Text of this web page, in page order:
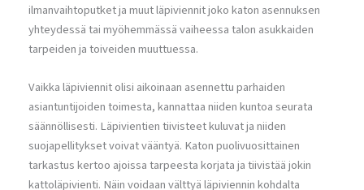
ilmanvaihtoputket ja muut läpiviennit joko katon asennuksen
yhteydessä tai myöhemmässä vaiheessa talon asukkaiden
tarpeiden ja toiveiden muuttuessa.
Vaikka läpiviennit olisi aikoinaan asennettu parhaiden
asiantuntijoiden toimesta, kannattaa niiden kuntoa seurata
säännöllisesti. Läpivientien tiivisteet kuluvat ja niiden
suojapellitykset voivat vääntyä. Katon puolivuosittainen
tarkastus kertoo ajoissa tarpeesta korjata ja tiivistää jokin
kattoläpivienti. Näin voidaan välttyä läpiviennin kohdalta